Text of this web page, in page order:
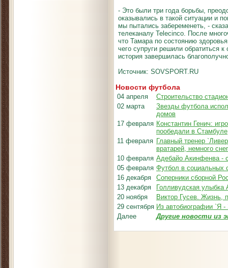
- Это были три года борьбы,
оказывались в такой ситуации и
мы пытались забеременеть, -
телеканалу Telecinco. После
что Тамара по состоянию
чего супруги решили обратиться
история завершилась
Источник: SOVSPORT.RU
Новости футбола
04 апреля
Строительство
02 марта
Звезды футбола
домов
17 февраля Константин Генич:
пообедали в Стамбуле
11 февраля Главный тренер
вратарей, немного
10 февраля Адебайо Акинфенва -
05 февраля Футбол в социальных
16 декабря
Соперники сборной
13 декабря
Голливудская
20 ноября
Виктор Гусев. Жизнь,
29 сентября Из автобиографии `Я
Далее
Другие новости из